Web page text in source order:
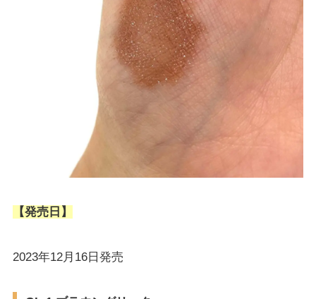
【発売日】
2023年12月16日発売